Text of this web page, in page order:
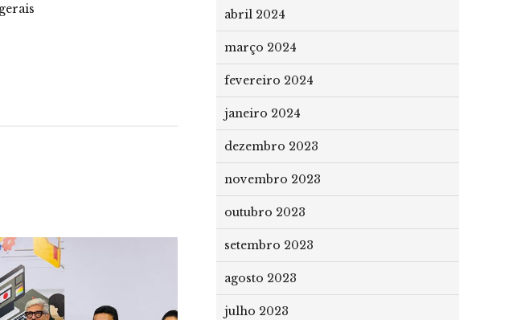
abril 2024
março 2024
fevereiro 2024
janeiro 2024
dezembro 2023
novembro 2023
outubro 2023
setembro 2023
agosto 2023
julho 2023